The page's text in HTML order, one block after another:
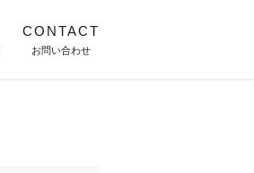
CONTACT
お問い合わせ